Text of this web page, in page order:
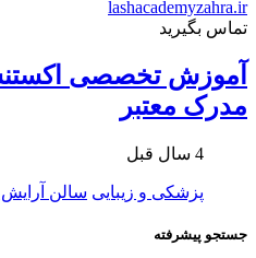
تماس بگیرید
آموزش تخصصی
مدرک معتبر
4 سال قبل
پزشکی و زیبایی سالن آرایش
جستجو پیشرفته